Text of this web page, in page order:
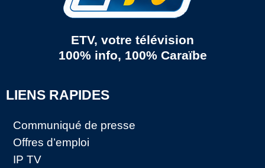
ETV, votre télévision
100% info, 100% Caraïbe
LIENS RAPIDES
Communiqué de presse
Offres d’emploi
IP TV